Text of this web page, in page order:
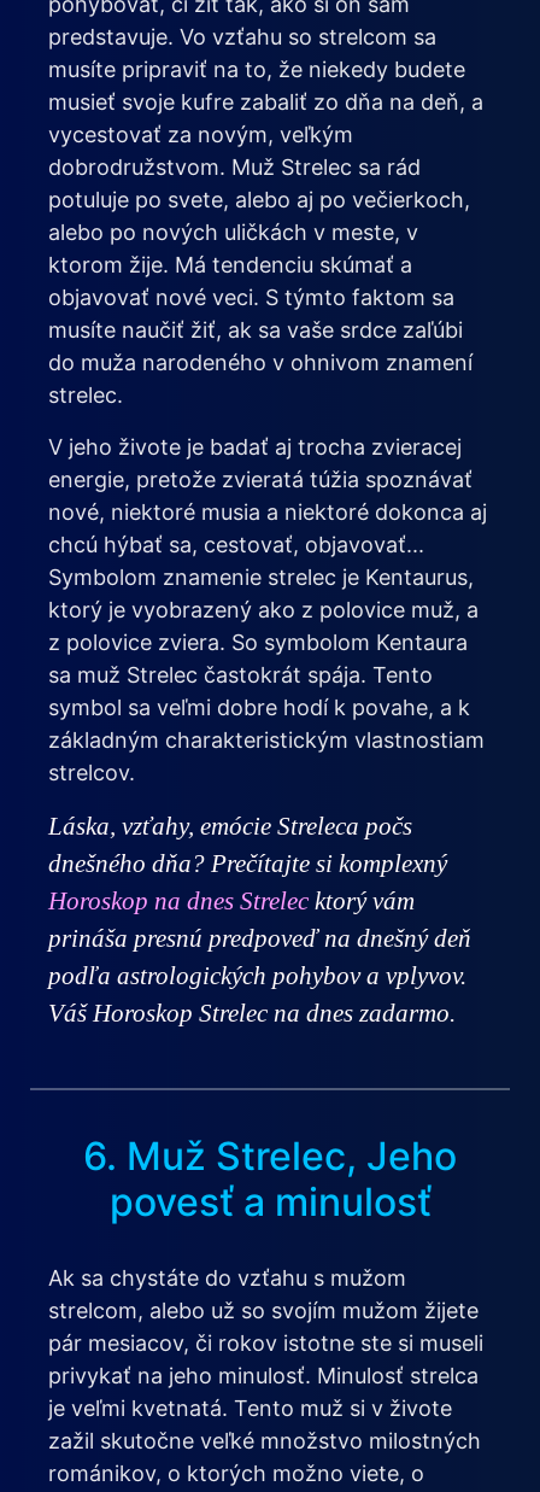
predstavuje. Vo vzťahu so strelcom sa
musíte pripraviť na to, že niekedy budete
musieť svoje kufre zabaliť zo dňa na deň, a
vycestovať za novým, veľkým
dobrodružstvom. Muž Strelec sa rád
potuluje po svete, alebo aj po večierkoch,
alebo po nových uličkách v meste, v
ktorom žije. Má tendenciu skúmať a
objavovať nové veci. S týmto faktom sa
musíte naučiť žiť, ak sa vaše srdce zaľúbi
do muža narodeného v ohnivom znamení
strelec.
V jeho živote je badať aj trocha zvieracej
energie, pretože zvieratá túžia spoznávať
nové, niektoré musia a niektoré dokonca aj
chcú hýbať sa, cestovať, objavovať...
Symbolom znamenie strelec je Kentaurus,
ktorý je vyobrazený ako z polovice muž, a
z polovice zviera. So symbolom Kentaura
sa muž Strelec častokrát spája. Tento
symbol sa veľmi dobre hodí k povahe, a k
základným charakteristickým vlastnostiam
strelcov.
Láska, vzťahy, emócie Streleca počs
dnešného dňa? Prečítajte si komplexný
Horoskop na dnes Strelec ktorý vám
prináša presnú predpoveď na dnešný deň
podľa astrologických pohybov a vplyvov.
Váš Horoskop Strelec na dnes zadarmo.
6. Muž Strelec, Jeho
povesť a minulosť
Ak sa chystáte do vzťahu s mužom
strelcom, alebo už so svojím mužom žijete
pár mesiacov, či rokov istotne ste si museli
privykať na jeho minulosť. Minulosť strelca
je veľmi kvetnatá. Tento muž si v živote
zažil skutočne veľké množstvo milostných
románikov, o ktorých možno viete, o